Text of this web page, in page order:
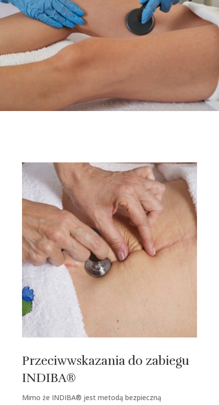
Przeciwwskazania do zabiegu
INDIBA®
Mimo że INDIBA® jest metodą bezpieczną